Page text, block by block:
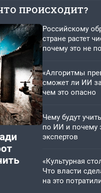
ПРОИСХОДИТ?
Российскому
стране растет
почему это не
«Алгоритмы
сможет ли ИИ
чем это опасно
Чему будут
по ИИ и почему
экспертов
«Культурная
Что власти
на это